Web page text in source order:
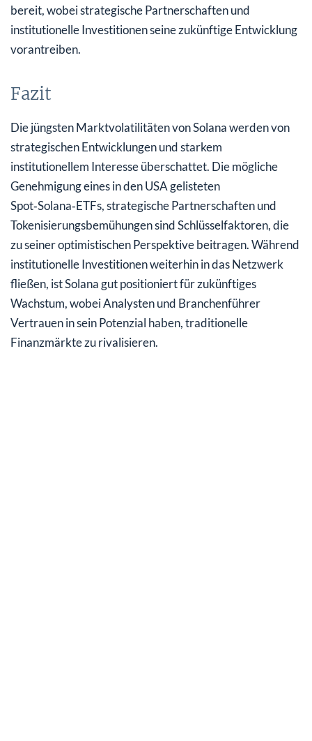
bereit, wobei strategische Partnerschaften und
institutionelle Investitionen seine zukünftige Entwicklung
vorantreiben.
Fazit
Die jüngsten Marktvolatilitäten von Solana werden von
strategischen Entwicklungen und starkem
institutionellem Interesse überschattet. Die mögliche
Genehmigung eines in den USA gelisteten
Spot‑Solana‑ETFs, strategische Partnerschaften und
Tokenisierungsbemühungen sind Schlüsselfaktoren, die
zu seiner optimistischen Perspektive beitragen. Während
institutionelle Investitionen weiterhin in das Netzwerk
fließen, ist Solana gut positioniert für zukünftiges
Wachstum, wobei Analysten und Branchenführer
Vertrauen in sein Potenzial haben, traditionelle
Finanzmärkte zu rivalisieren.